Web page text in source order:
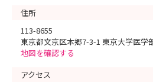
住所
113-8655
東京都文京区本郷7-3-1 東京大学医学
地図を確認する
アクセス